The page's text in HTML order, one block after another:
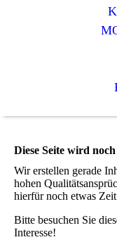
Diese Seite wird
Wir erstellen gerade
hohen
hierfür noch etwas
Bitte besuchen Sie
Interesse!